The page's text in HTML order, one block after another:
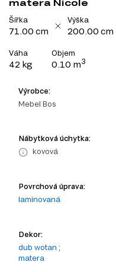
matera Nicole
Šířka
71.00 cm
Výška
200.00 cm
Váha
42 kg
Objem
0.10 m3
Výrobce:
Mebel Bos
Nábytková úchytka:
kovová
Povrchová úprava:
laminovaná
Dekor:
dub wotan ;
matera